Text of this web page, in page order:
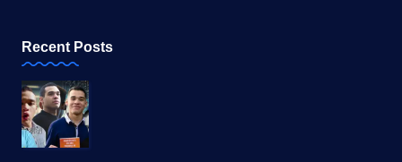
Recent Posts